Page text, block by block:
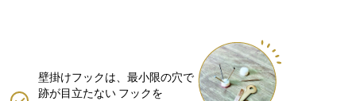
壁掛けフックは、最小限の穴で
跡が目立たない フックを